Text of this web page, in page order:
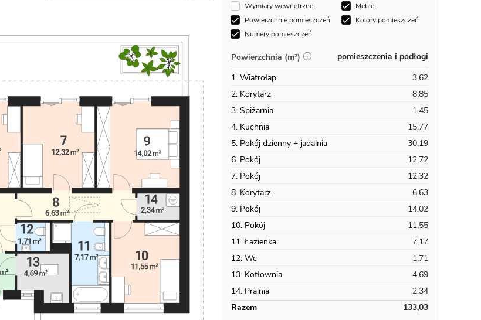
Wymiary wewnętrzne
Meble
Powierzchnie pomieszczeń
Kolory pomieszczeń
Numery pomieszczeń
Powierzchnia (m²)
pomieszczenia i podłogi
1. Wiatrołap
3,62
2. Korytarz
8,85
3. Spiżarnia
1,45
4. Kuchnia
15,77
5. Pokój dzienny + jadalnia
30,19
6. Pokój
12,72
7. Pokój
12,32
8. Korytarz
6,63
9. Pokój
14,02
10. Pokój
11,55
11. Łazienka
7,17
12. Wc
1,71
13. Kotłownia
4,69
14. Pralnia
2,34
Razem
133,03